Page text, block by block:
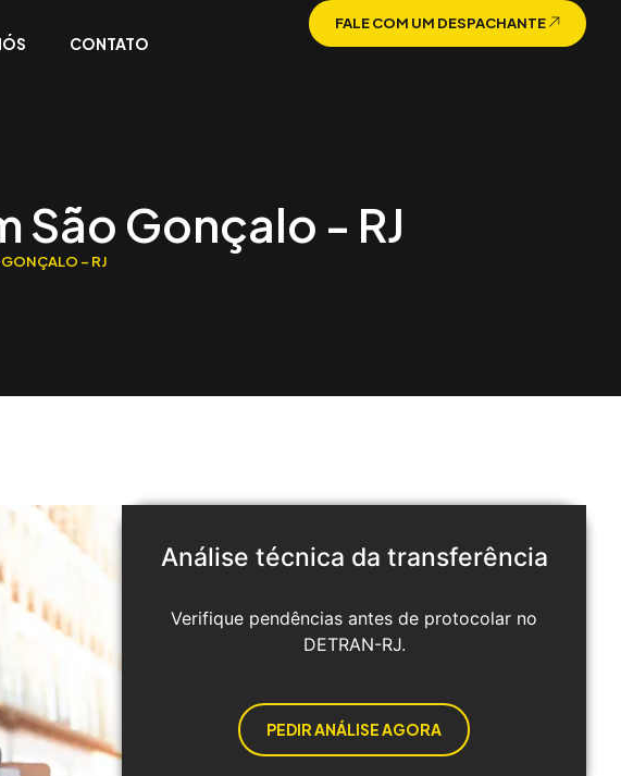
CONTATO
FALE COM UM DESPACHANTE
São Gonçalo - RJ
– RJ
Análise técnica da transferência
Verifique pendências antes de protocolar no
DETRAN-RJ.
PEDIR ANÁLISE AGORA